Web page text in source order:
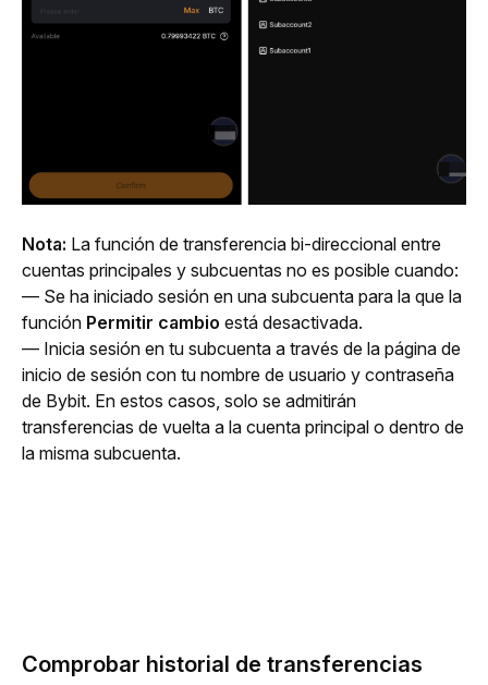
Nota: La función de transferencia bi-direccional entre
cuentas principales y subcuentas no es posible cuando:
— Se ha iniciado sesión en una subcuenta para la que la
función Permitir cambio está desactivada.
— Inicia sesión en tu subcuenta a través de la página de
inicio de sesión con tu nombre de usuario y contraseña
de Bybit. En estos casos, solo se admitirán
transferencias de vuelta a la cuenta principal o dentro de
la misma subcuenta.
Comprobar historial de transferencias